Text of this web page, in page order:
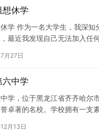
想休学
学 作为一名大学生，我深知
最近我发现自己无法加入任
月27日
六中学
学，位于黑龙江省齐齐哈尔
卓著的名校。学校拥有一支
月13日